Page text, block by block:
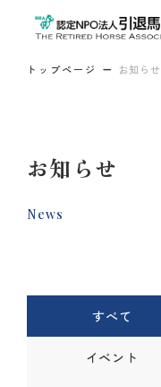
トップページ お知らせ
お知らせ
News
すべて
イベント